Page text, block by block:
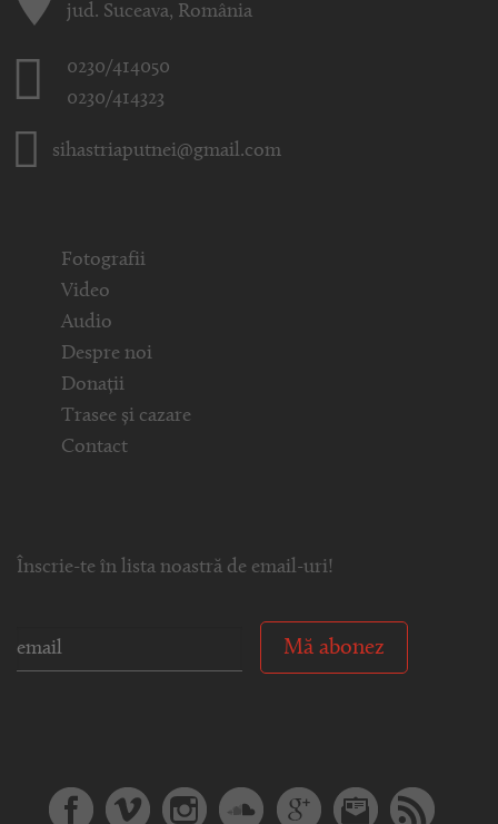
jud. Suceava, România
0230/414050
0230/414323
sihastriaputnei@gmail.com
Fotografii
Video
Audio
Despre noi
Donații
Trasee și cazare
Contact
Înscrie-te în lista noastră de email-uri!
Mă abonez